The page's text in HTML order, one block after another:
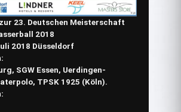
23. Deutschen Meisterschaft
2018
2018 Düsseldorf
SGW Essen, Uerdingen-
TPSK 1925 (Köln).